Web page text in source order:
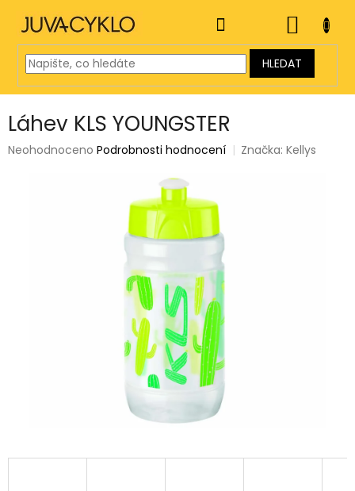
obsah
HLEDAT
KOŠÍK
Láhev KLS YOUNGSTER
Průměrné
Neohodnoceno Podrobnosti hodnocení Značka:Kellys